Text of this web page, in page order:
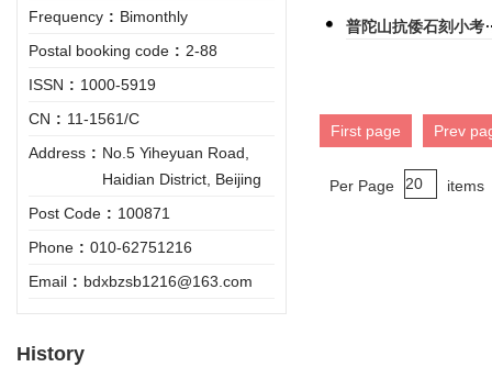
Frequency : Bimonthly
Postal booking code : 2-88
ISSN : 1000-5919
CN : 11-1561/C
Address : No.5 Yiheyuan Road,
Haidian District, Beijing
Post Code : 100871
Phone : 010-62751216
Email : bdxbzsb1216@163.com
History
普陀山抗倭石刻小考
First page Prev
Per Page items